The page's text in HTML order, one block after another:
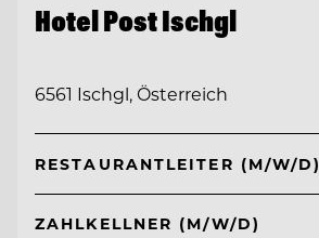
Hotel Post Ischgl
6561 Ischgl, Österreich
RESTAURANTLEITER (M/W/D)
ZAHLKELLNER (M/W/D)